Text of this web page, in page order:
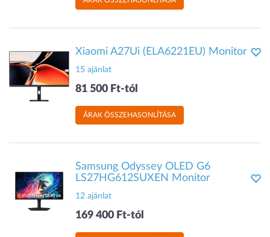
Xiaomi A27Ui (ELA6221EU) Monitor
15 ajánlat
81 500 Ft-tól
ÁRAK ÖSSZEHASONLÍTÁSA
Samsung Odyssey OLED G6
LS27HG612SUXEN Monitor
12 ajánlat
169 400 Ft-tól